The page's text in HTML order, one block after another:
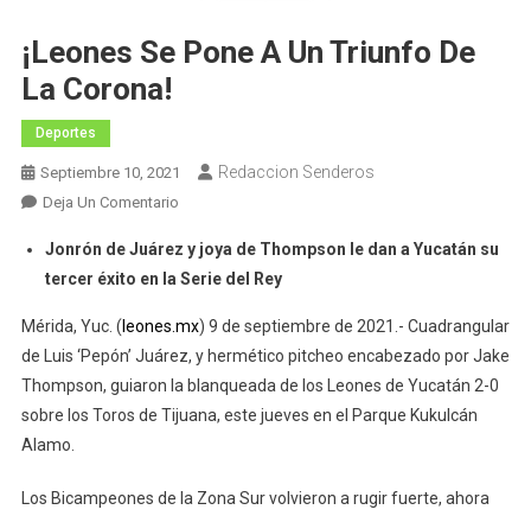
¡Leones Se Pone A Un Triunfo De
La Corona!
Deportes
Septiembre 10, 2021 Redaccion Senderos
Deja Un ComentarioEn
Se
Pone
Un
Triunfo
De
La
Jonrón de Juárez y joya de Thompson le dan a Yucatán su
tercer éxito en la Serie del Rey
Mérida, Yuc. ( leones.mx) 9 de septiembre de 2021.- Cuadrangular
de Luis ‘Pepón’ Juárez, y hermético pitcheo encabezado por Jake
Thompson, guiaron la blanqueada de los Leones de Yucatán 2-0
sobre los Toros de Tijuana, este jueves en el Parque Kukulcán
Alamo.
Los Bicampeones de la Zona Sur volvieron a rugir fuerte, ahora